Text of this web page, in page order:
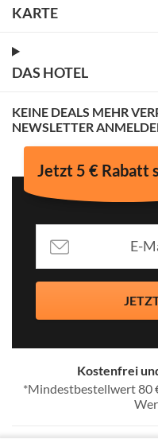
KARTE
DAS HOTEL
KEINE DEALS MEHR
NEWSLETTER
Jetzt 5 € Rabatt
Kostenfrei
*Mindestbestellwert 80